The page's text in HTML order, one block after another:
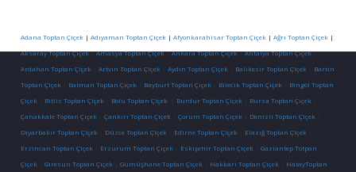
Adana Toptan Çiçek |Adıyaman Toptan Çiçek |Afyonkarahisar Toptan Çiçek |Ağrı Toptan Çiçek |
Aksaray Toptan Çiçek|Amasya Toptan Çiçek|Ankara Toptan Çiçek|Antalya Toptan Çiçek|
Ardahan Toptan Çiçek
|Artvin Toptan Çiçek |Aydın Toptan Çiçek Balıkesir Toptan Çiçek
Bartın
Toptan Çiçek
Batman Toptan Çiçek Bayburt Toptan Çiçek Bilecik Toptan Çiçek
Bingöl Toptan
Çiçek
Bitlis Toptan Çiçek Bolu Toptan Çiçek Burdur Toptan Çiçek Bursa Toptan Çiçek
Çanakkale Toptan Çiçek
|Çankırı Toptan Çiçek |Çorum Toptan Çiçek Denizli Toptan Çiçek
Diyarbakır Toptan Çiçek
Düzce Toptan Çiçek Edirne Toptan Çiçek Elazığ Toptan Çiçek
Erzincan Toptan Çiçek
Erzurum Toptan Çiçek Eskişehir Toptan Çiçek |Gaziantep Totpan
Çiçek
|Giresun Toptan Çiçek |Gümüşhane Toptan Çiçek Hakkari Toptan Çiçek
HatayToptan